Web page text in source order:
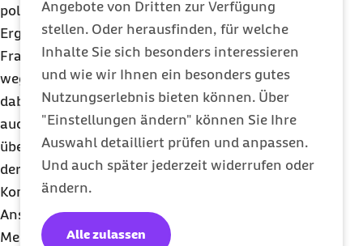
Angebote von Dritten zur Verfügung
stellen. Oder herausfinden, für welche
Inhalte Sie sich besonders interessieren
und wie wir Ihnen ein besonders gutes
Nutzungserlebnis bieten können. Über
"Einstellungen ändern" können Sie Ihre
Auswahl detailliert prüfen und anpassen.
Und auch später jederzeit widerrufen oder
ändern.
Alle zulassen
politischen Meinung bekennen. Zu diesem
Ergebnis kommt auch die Studie „#Hass im Netz“.
Frauen stimmten der Aussage „Ich beteilige mich
wegen Hassrede seltener an Diskussionen im Netz“
dabei häufiger zu als Männer. „Hass im Netz führt
auch zu einer Verschiebung der Wahrnehmung
über die gesellschaftliche Realität“, so die Autoren
der Studie. „Wenn dieHater*innen in
Kommentarspalten dominieren, entsteht der
Anschein, sie seien auch gesellschaftlich in der
Mehrheit. (...) Hass im Netz verbreitet, bestätigt